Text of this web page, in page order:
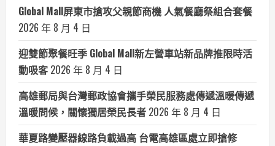
Global Mall屏東市搶攻父親節商機 人氣餐廳祭組合套餐
2026 年 8 月 4 日
迎雙節聚餐旺季 Global Mall新左營車站新品牌推限時活
動吸客 2026 年 8 月 4 日
高雄郵局與台灣郵政協會攜手榮民服務處傳遞溫暖傳遞
溫暖問候，關懷獨居榮民長者 2026 年 8 月 4 日
華夏路變壓器線路負載過高 台電高雄區處立即搶修